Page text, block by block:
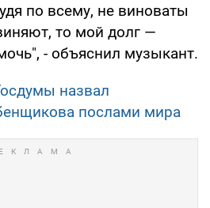
по всему, не виноваты
то мой долг —
- объяснил музыкант.
назвал
послами мира